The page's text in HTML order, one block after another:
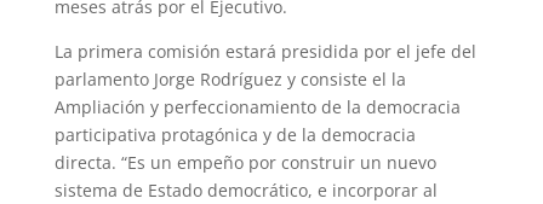
meses atrás por el Ejecutivo.
La primera comisión estará presidida por el jefe del
parlamento Jorge Rodríguez y consiste el la
Ampliación y perfeccionamiento de la democracia
participativa protagónica y de la democracia
directa. “Es un empeño por construir un nuevo
sistema de Estado democrático, e incorporar al